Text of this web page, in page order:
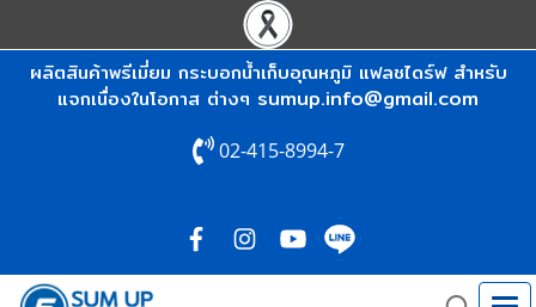
ผลิตสินค้าพรีเมี่ยม กระบอกน้ำเก็บอุณหภูมิ แฟลชไดร์ฟ สำหรับ
แจกเนื่องในโอกาส ต่างๆ sumup.info@gmail.com
02-415-8994-7